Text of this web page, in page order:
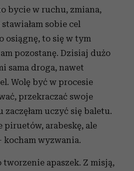
bycie w ruchu, zmiana,
sobie cel
osiągnę, to się w tym
pozostanę. Dzisiaj dużo
sama droga, nawet
Wolę być w procesie
przekraczać swoje
uczyć się baletu.
arabeskę, ale
kocham wyzwania.
tworzenie apaszek. Z misją,